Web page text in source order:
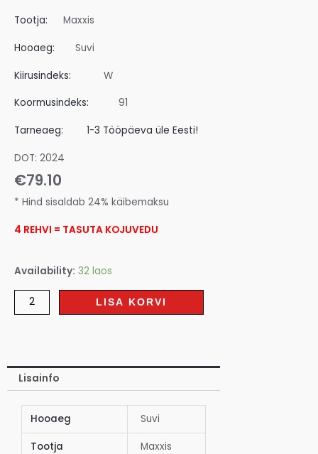
Tootja: Maxxis
Hooaeg: Suvi
Kiirusindeks: W
Koormusindeks: 91
Tarneaeg: 1-3 Tööpäeva üle Eesti!
DOT: 2024
€79.10
* Hind sisaldab 24% käibemaksu
4 REHVI = TASUTA KOJUVEDU
Availability: 32 laos
LISA KORVI
Lisainfo
Hooaeg Suvi
Tootja Maxxis